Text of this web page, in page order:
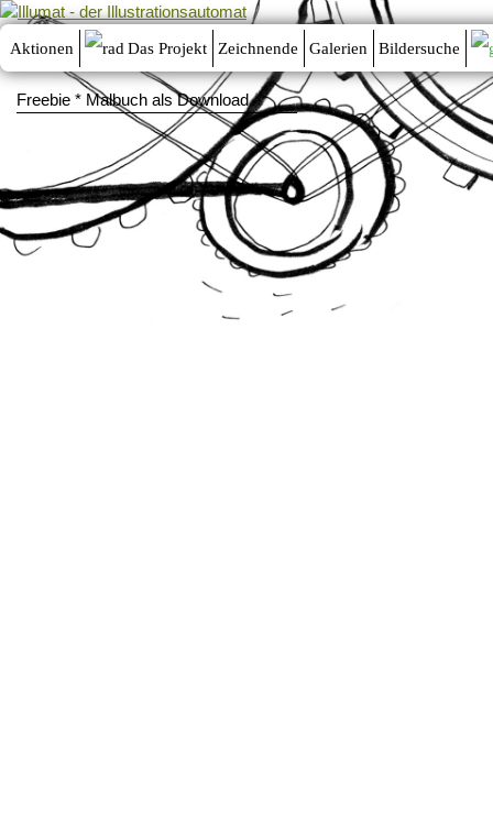
Aktionen Das Projekt Zeichnende Galerien Bildersuche
Freebie * Malbuch als Download